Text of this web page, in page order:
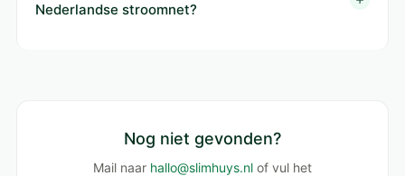
Nederlandse stroomnet?
Nog niet gevonden?
Mail naar hallo@slimhuys.nl of vul het